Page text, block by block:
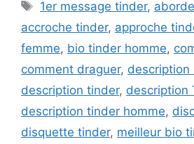
Tags
1er message tinder,
accroche tinder, approche
femme, bio tinder homme,
comment draguer, description
description tinder, description
description tinder homme,
disquette tinder, meilleur bio